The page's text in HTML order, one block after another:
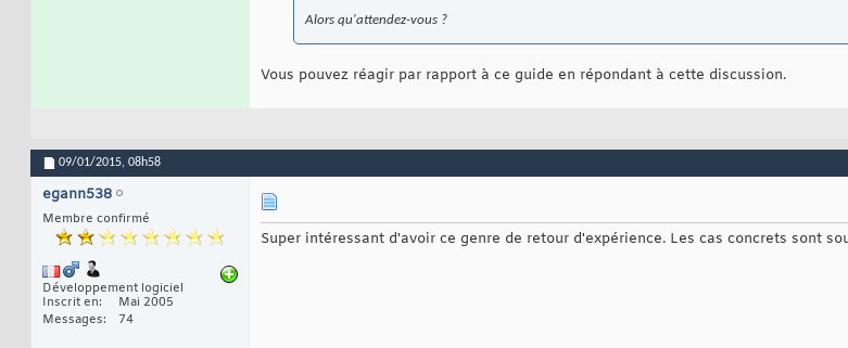
Alors qu'attendez-vous ?
Vous pouvez réagir par rapport à ce guide en répondant à cette discussion.
09/01/2015, 08h58
egann538
Membre confirmé
Développement logiciel
Inscrit en
Mai 2005
Messages
74
Super intéressant d'avoir ce genre de retour d'expérience. Les cas concrets sont